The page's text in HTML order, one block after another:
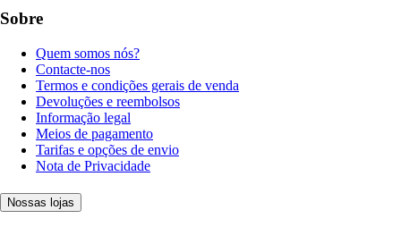
Sobre
Quem somos nós?
Contacte-nos
Termos e condições gerais de venda
Devoluções e reembolsos
Informação legal
Meios de pagamento
Tarifas e opções de envio
Nota de Privacidade
Nossas lojas